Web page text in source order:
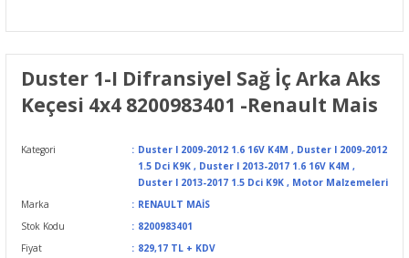
Duster 1-I Difransiyel Sağ İç Arka Aks
Keçesi 4x4 8200983401 -Renault Mais
Kategori Duster I 2009-2012 1.6 16V K4M , Duster I 2009-2012
1.5 Dci K9K , Duster I 2013-2017 1.6 16V K4M ,
Duster I 2013-2017 1.5 Dci K9K , Motor Malzemeleri
Marka
RENAULT MAİS
Stok Kodu
8200983401
Fiyat
829,17 TL + KDV